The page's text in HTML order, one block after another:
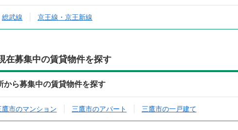
総武線 京王線・京王新線
在募集中の賃貸物件を探す
から募集中の賃貸物件を探す
鷹市のマンション 三鷹市のアパート 三鷹市の一戸建て